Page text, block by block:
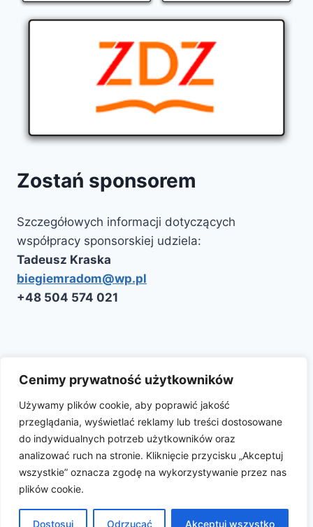
Cenimy prywatność użytkowników
Używamy plików cookie, aby poprawić jakość
przeglądania, wyświetlać reklamy lub treści dostosowane
do indywidualnych potrzeb użytkowników oraz
analizować ruch na stronie. Kliknięcie przycisku „Akceptuj
wszystkie” oznacza zgodę na wykorzystywanie przez nas
plików cookie.
Dostosuj Odrzucać Akceptuj wszystko
Zostań sponsorem
Szczegółowych informacji dotyczących
współpracy sponsorskiej udziela:
Tadeusz Kraska
biegiemradom@wp.pl
‭+48 504 574 021‬
Facebook
© 2026 Półmaraton Radomskiego Czerwca '76